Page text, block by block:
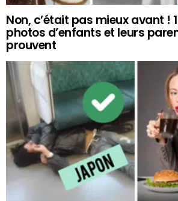
Non, c’était pas mieux avant !
photos d’enfants et leurs
prouvent